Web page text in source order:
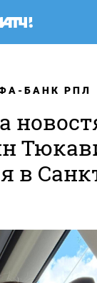
БАНК РПЛ
в